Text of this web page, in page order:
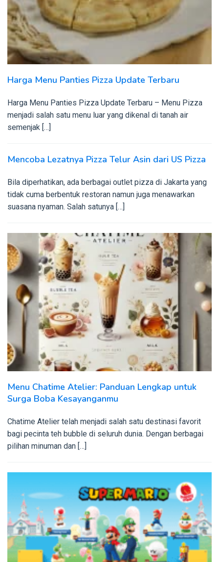
Harga Menu Panties Pizza Update Terbaru
Harga Menu Panties Pizza Update Terbaru – Menu Pizza
menjadi salah satu menu luar yang dikenal di tanah air
semenjak […]
Mencoba Lezatnya Pizza Telur Asin dari US Pizza
Bila diperhatikan, ada berbagai outlet pizza di Jakarta yang
tidak cuma berbentuk restoran namun juga menawarkan
suasana nyaman. Salah satunya […]
Menu Chatime Atelier: Panduan Lengkap untuk
Surga Boba Kesayanganmu
Chatime Atelier telah menjadi salah satu destinasi favorit
bagi pecinta teh bubble di seluruh dunia. Dengan berbagai
pilihan minuman dan […]